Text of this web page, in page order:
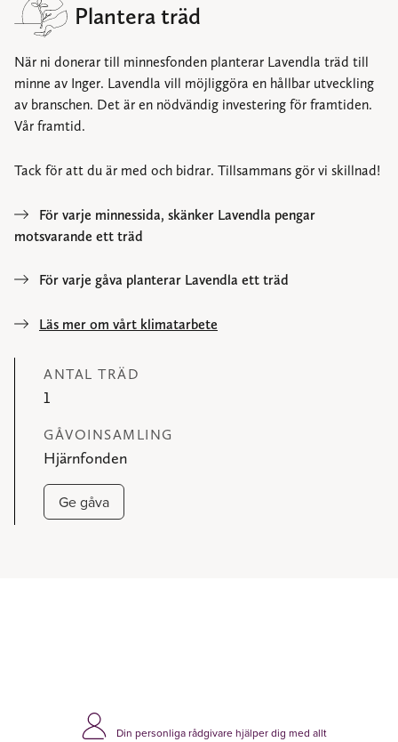
Plantera träd
När ni donerar till minnesfonden planterar Lavendla träd till
minne av Inger. Lavendla vill möjliggöra en hållbar utveckling
av branschen. Det är en nödvändig investering för framtiden.
Vår framtid.
Tack för att du är med och bidrar. Tillsammans gör vi skillnad!
För varje minnessida, skänker Lavendla pengar
motsvarande ett träd
För varje gåva planterar Lavendla ett träd
Läs mer om vårt klimatarbete
ANTAL TRÄD
1
GÅVOINSAMLING
Hjärnfonden
Ge gåva
Din personliga rådgivare hjälper dig med allt